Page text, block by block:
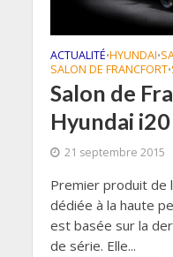
ACTUALITÉ•HYUNDAI•
SALON DE FRANCFORT•
Salon de
Hyundai
21 septembre 2015
Premier produit de
dédiée à la haute
est basée sur la
de série. Elle...